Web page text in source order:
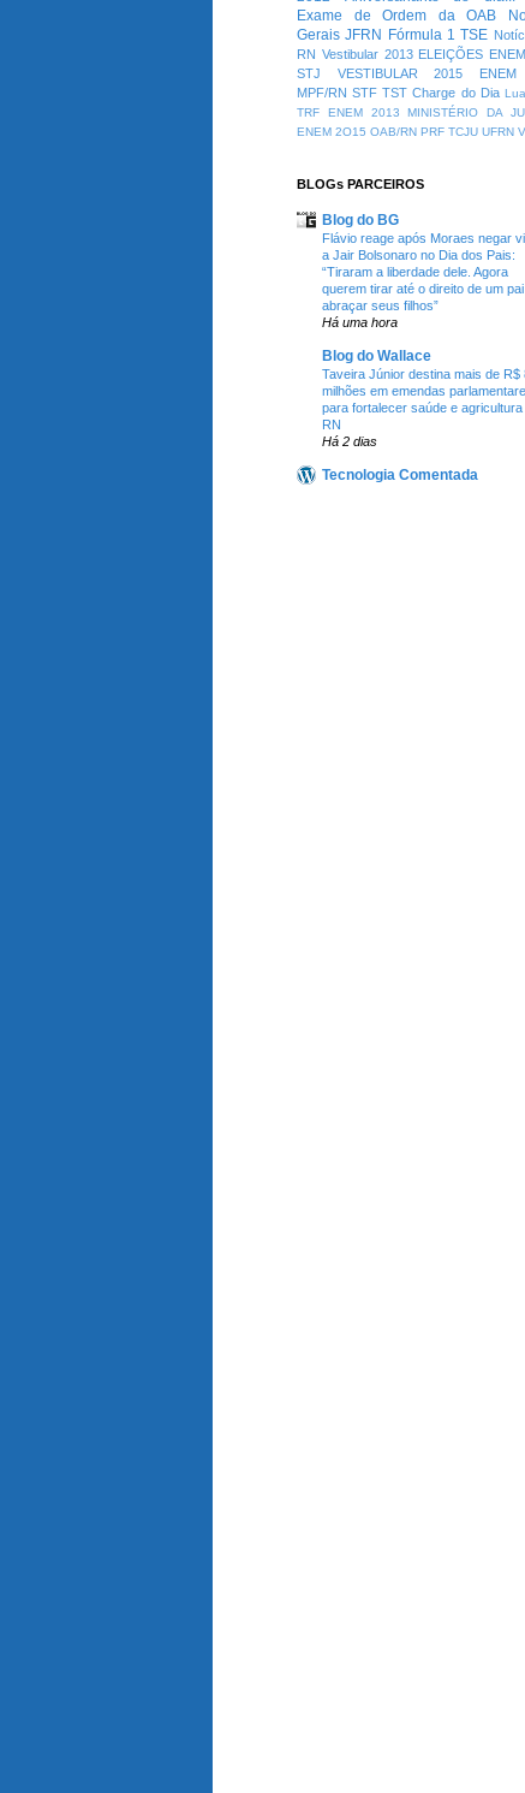
Exame de Ordem da OAB
Gerais JFRN Fórmula 1 TSE
RN Vestibular 2013 ELEIÇÕES
STJ
VESTIBULAR 2015
MPF/RN STF TST Charge do Dia
TRF
ENEM 2013
MINISTÉRIO DA
ENEM 2O15 OAB/RN PRF TCJU UFRN
BLOGs PARCEIROS
Blog do BG
Flávio reage após Moraes negar
a Jair Bolsonaro no Dia dos Pais:
“Tiraram a liberdade dele. Agora
querem tirar até o direito de um pai
abraçar seus filhos”
Há uma hora
Blog do Wallace
Taveira Júnior destina mais de R$
milhões em emendas
para fortalecer saúde e agricultura
RN
Há 2 dias
Tecnologia Comentada